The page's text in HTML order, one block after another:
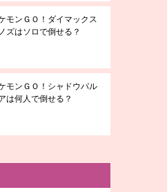
モンＧＯ！ダイマックス
ズはソロで倒せる？
モンＧＯ！シャドウパル
は何人で倒せる？